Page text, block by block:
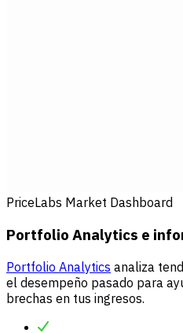
PriceLabs Market Dashboard
Portfolio Analytics e
Portfolio Analytics analiza
el desempeño pasado para
brechas en tus ingresos.